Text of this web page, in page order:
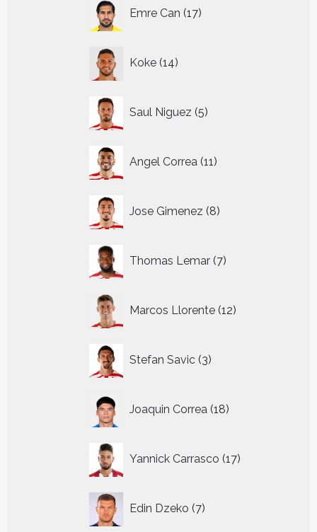
Emre Can 17
producten
Koke 14
producten
Saul Niguez 5
producten
Angel Correa 11
producten
Jose Gimenez 8
producten
Thomas Lemar 7
producten
Marcos Llorente 12
producten
Stefan Savic 3
producten
Joaquin Correa 18
producten
Yannick Carrasco 17
producten
Edin Dzeko 7
producten